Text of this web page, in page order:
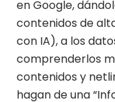
en Google,
contenidos de
con IA), a los
comprenderlos
contenidos y
hagan de una